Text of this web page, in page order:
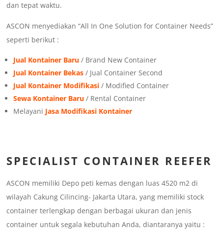
dan tepat waktu.
ASCON menyediakan “All In One Solution for Container Needs”
seperti berikut :
Jual Kontainer Baru / Brand New Container
Jual Kontainer Bekas / Jual Container Second
Jual Kontainer Modifikasi / Modified Container
Sewa Kontainer Baru / Rental Container
Melayani Jasa Modifikasi Kontainer
SPECIALIST CONTAINER REEFER
ASCON memiliki Depo peti kemas dengan luas 4520 m2 di
wilayah Cakung Cilincing- Jakarta Utara, yang memiliki stock
container terlengkap dengan berbagai ukuran dan jenis
container untuk segala kebutuhan Anda, diantaranya yaitu :